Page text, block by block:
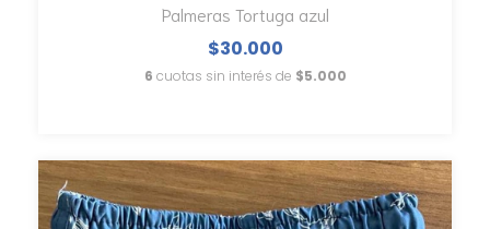
Palmeras Tortuga azul
$30.000
6 cuotas sin interés de $5.000